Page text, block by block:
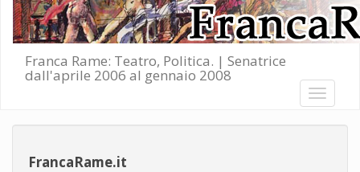
Franca Rame: Teatro, Politica. | Senatrice
dall'aprile 2006 al gennaio 2008
Toggle
FrancaRame.it